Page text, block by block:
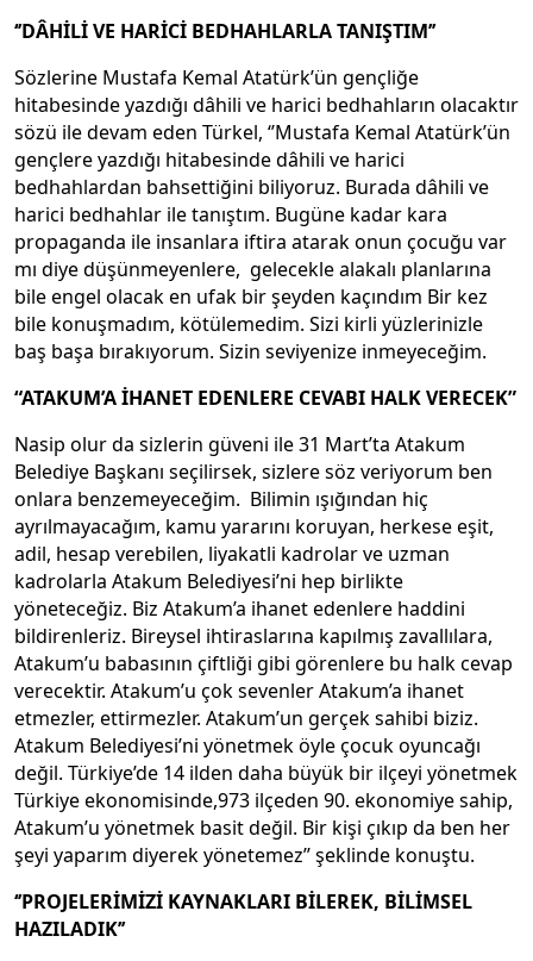
‘’DÂHİLİ VE HARİCİ BEDHAHLARLA TANIŞTIM’’
Sözlerine Mustafa Kemal Atatürk’ün gençliğe
hitabesinde yazdığı dâhili ve harici bedhahların olacaktır
sözü ile devam eden Türkel, ‘’Mustafa Kemal Atatürk’ün
gençlere yazdığı hitabesinde dâhili ve harici
bedhahlardan bahsettiğini biliyoruz. Burada dâhili ve
harici bedhahlar ile tanıştım. Bugüne kadar kara
propaganda ile insanlara iftira atarak onun çocuğu var
mı diye düşünmeyenlere, gelecekle alakalı planlarına
bile engel olacak en ufak bir şeyden kaçındım Bir kez
bile konuşmadım, kötülemedim. Sizi kirli yüzlerinizle
baş başa bırakıyorum. Sizin seviyenize inmeyeceğim.
“ATAKUM’A İHANET EDENLERE CEVABI HALK VERECEK”
Nasip olur da sizlerin güveni ile 31 Mart’ta Atakum
Belediye Başkanı seçilirsek, sizlere söz veriyorum ben
onlara benzemeyeceğim. Bilimin ışığından hiç
ayrılmayacağım, kamu yararını koruyan, herkese eşit,
adil, hesap verebilen, liyakatli kadrolar ve uzman
kadrolarla Atakum Belediyesi’ni hep birlikte
yöneteceğiz. Biz Atakum’a ihanet edenlere haddini
bildirenleriz. Bireysel ihtiraslarına kapılmış zavallılara,
Atakum’u babasının çiftliği gibi görenlere bu halk cevap
verecektir. Atakum’u çok sevenler Atakum’a ihanet
etmezler, ettirmezler. Atakum’un gerçek sahibi biziz.
Atakum Belediyesi’ni yönetmek öyle çocuk oyuncağı
değil. Türkiye’de 14 ilden daha büyük bir ilçeyi yönetmek
Türkiye ekonomisinde,973 ilçeden 90. ekonomiye sahip,
Atakum’u yönetmek basit değil. Bir kişi çıkıp da ben her
şeyi yaparım diyerek yönetemez’’ şeklinde konuştu.
‘’PROJELERİMİZİ KAYNAKLARI BİLEREK, BİLİMSEL
HAZILADIK’’